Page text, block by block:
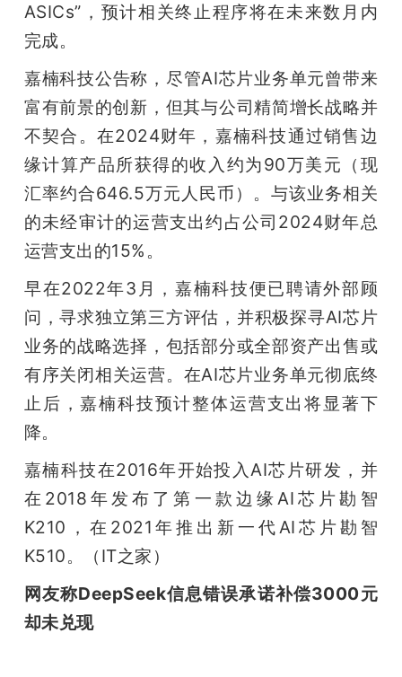
ASICs”，预计相关终止程序将在未来数月内
完成。
嘉楠科技公告称，尽管AI芯片业务单元曾带来
富有前景的创新，但其与公司精简增长战略并
不契合。在2024财年，嘉楠科技通过销售边
缘计算产品所获得的收入约为90万美元（现
汇率约合646.5万元人民币）。与该业务相关
的未经审计的运营支出约占公司2024财年总
运营支出的15%。
早在2022年3月，嘉楠科技便已聘请外部顾
问，寻求独立第三方评估，并积极探寻AI芯片
业务的战略选择，包括部分或全部资产出售或
有序关闭相关运营。在AI芯片业务单元彻底终
止后，嘉楠科技预计整体运营支出将显著下
降。
嘉楠科技在2016年开始投入AI芯片研发，并
在2018年发布了第一款边缘AI芯片勘智
K210，在2021年推出新一代AI芯片勘智
K510。（IT之家）
网友称DeepSeek信息错误承诺补偿3000元
却未兑现